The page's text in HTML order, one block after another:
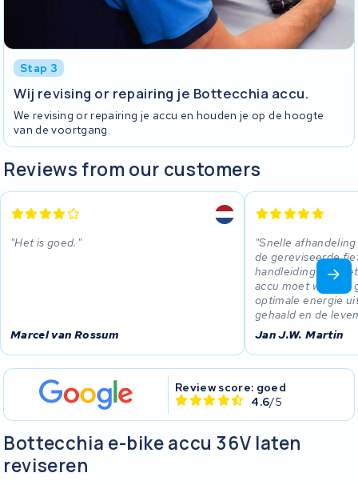
Stap 3
Wij revising or repairing je Bottecchia accu.
We revising or repairing je accu en houden je op de hoogte
van de voortgang.
Reviews from our customers
Het is goed.
Marcel van Rossum
Snelle
de gereviseerde
handleiding hoe
accu moet worden
optimale energie
gehaald en de
Jan J.W. Martin
Review score: goed
4.6/5
Bottecchia e-bike accu 36V laten
reviseren